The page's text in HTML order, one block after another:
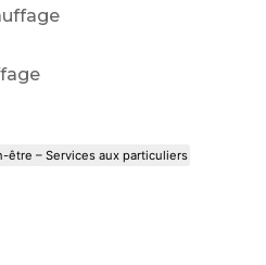
être – Services aux particuliers